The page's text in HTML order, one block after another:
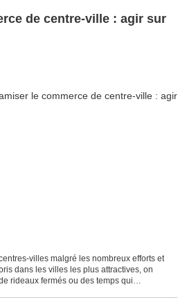
de centre-ville : agir sur
villes malgré les nombreux efforts et
dans les villes les plus attractives, on
rideaux fermés ou des temps qui